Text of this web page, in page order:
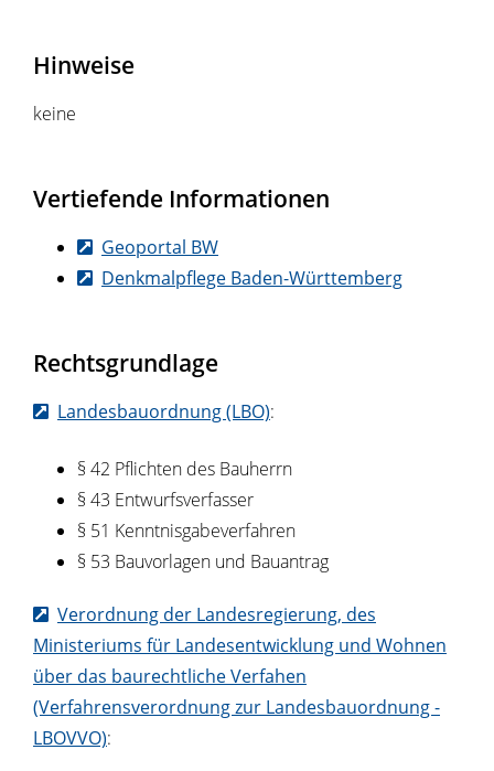
Hinweise
keine
Vertiefende Informationen
Geoportal BW
Denkmalpflege Baden-Württemberg
Rechtsgrundlage
Landesbauordnung (LBO):
§ 42 Pflichten des Bauherrn
§ 43 Entwurfsverfasser
§ 51 Kenntnisgabeverfahren
§ 53 Bauvorlagen und Bauantrag
Verordnung der Landesregierung, des
Ministeriums für Landesentwicklung und Wohnen
über das baurechtliche Verfahen
(Verfahrensverordnung zur Landesbauordnung -
LBOVVO):